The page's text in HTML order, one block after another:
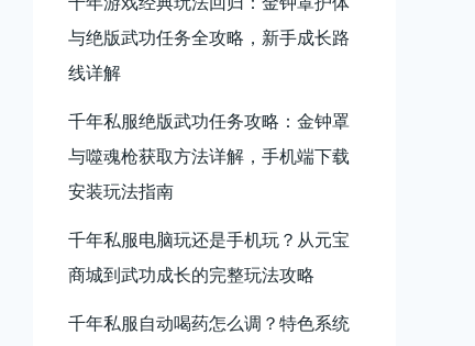
与绝版武功任务全攻略，新手成长路
线详解
千年私服绝版武功任务攻略：金钟罩
与噬魂枪获取方法详解，手机端下载
安装玩法指南
千年私服电脑玩还是手机玩？从元宝
商城到武功成长的完整玩法攻略
千年私服自动喝药怎么调？特色系统